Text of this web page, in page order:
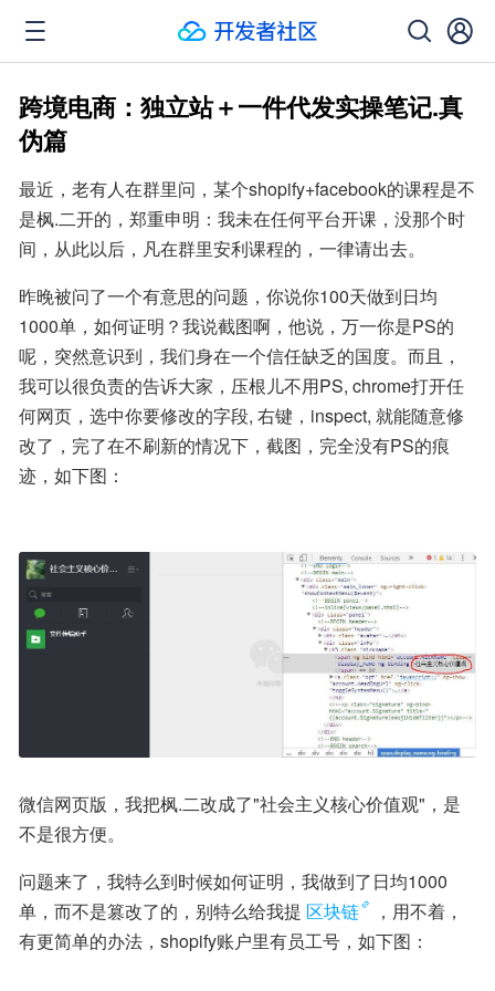
跨境电商：独立站＋一件代发实操笔记.真
伪篇
最近，老有人在群里问，某个shopify+facebook的课程是不
是枫.二开的，郑重申明：我未在任何平台开课，没那个时
间，从此以后，凡在群里安利课程的，一律请出去。
昨晚被问了一个有意思的问题，你说你100天做到日均
1000单，如何证明？我说截图啊，他说，万一你是PS的
呢，突然意识到，我们身在一个信任缺乏的国度。而且，
我可以很负责的告诉大家，压根儿不用PS, chrome打开任
何网页，选中你要修改的字段, 右键，inspect, 就能随意修
改了，完了在不刷新的情况下，截图，完全没有PS的痕
迹，如下图：
微信网页版，我把枫.二改成了"社会主义核心价值观"，是
不是很方便。
问题来了，我特么到时候如何证明，我做到了日均1000
单，而不是篡改了的，别特么给我提 区块链
，用不着，
有更简单的办法，shopify账户里有员工号，如下图：